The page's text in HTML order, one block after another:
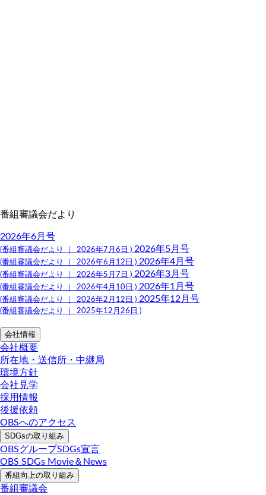
番組審議会だより
2026年6月号
(番組審議会だより ｜ 2026年7月6日 ) 2026年5月号
(番組審議会だより ｜ 2026年6月12日 ) 2026年4月号
(番組審議会だより ｜ 2026年5月7日 ) 2026年3月号
(番組審議会だより ｜ 2026年4月10日 ) 2026年1月号
(番組審議会だより ｜ 2026年2月12日 ) 2025年12月号
(番組審議会だより ｜ 2025年12月26日 )
会社情報
会社概要
所在地・送信所・中継局
環境方針
会社見学
採用情報
後援依頼
OBSへのアクセス
SDGsの取り組み
OBSグループSDGs宣言
OBS SDGs Movie＆News
番組向上の取り組み
番組審議会